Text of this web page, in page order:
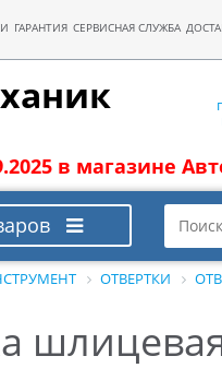
ГАРАНТИЯ СЕРВИСНАЯ СЛУЖБА
в магазине
ОТВЕРТКИ